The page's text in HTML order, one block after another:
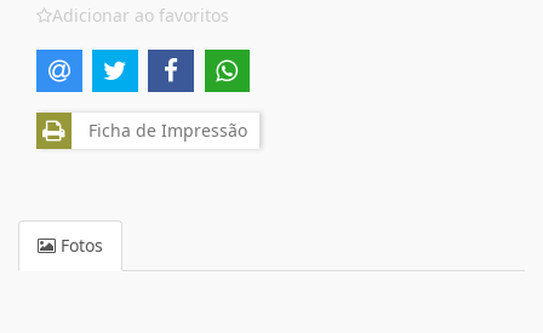
Adicionar ao favoritos
Ficha de Impressão
Fotos